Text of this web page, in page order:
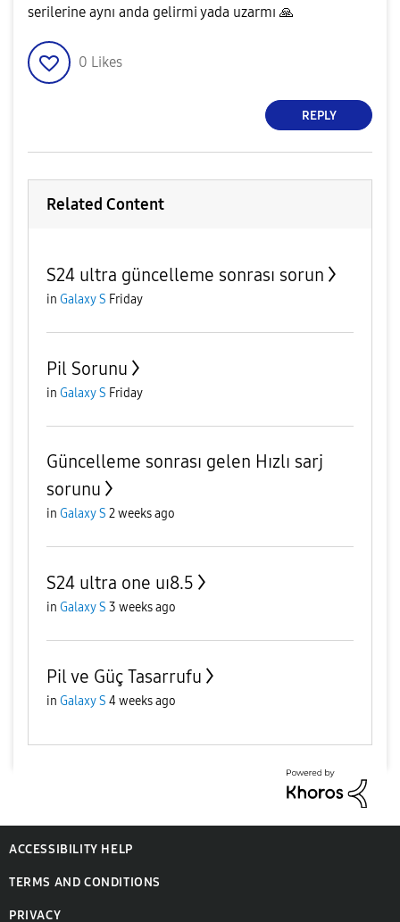
serilerine aynı anda gelirmi yada uzarmı 🙏
0 Likes
REPLY
Related Content
S24 ultra güncelleme sonrası sorun
in Galaxy S Friday
Pil Sorunu
in Galaxy S Friday
Güncelleme sonrası gelen Hızlı sarj
sorunu
in Galaxy S 2 weeks ago
S24 ultra one uı8.5
in Galaxy S 3 weeks ago
Pil ve Güç Tasarrufu
in Galaxy S 4 weeks ago
ACCESSIBILITY HELP
TERMS AND CONDITIONS
PRIVACY